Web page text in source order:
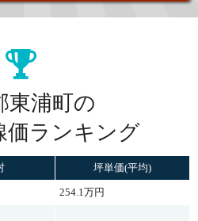
東浦町の
価ランキング
坪単価(平均)
254.1万円